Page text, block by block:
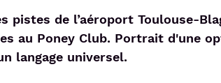
pistes de l’aéroport Toulouse-
au Poney Club. Portrait d'une
langage universel.